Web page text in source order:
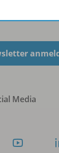
Media